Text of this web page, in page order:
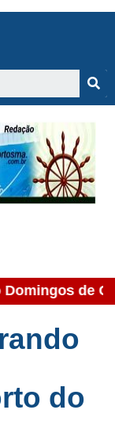
de
do